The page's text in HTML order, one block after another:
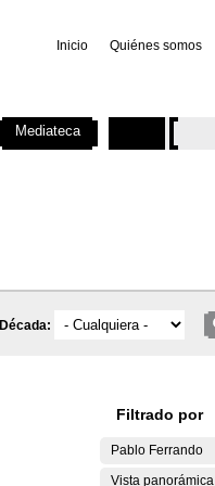
Inicio Quiénes somos
Década:
Filtrado por
Pablo Ferrando
Vista panorámica
Mediateca